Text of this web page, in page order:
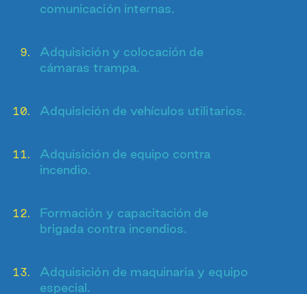
comunicación internas.
Adquisición y colocación de
cámaras trampa.
Adquisición de vehículos utilitarios.
Adquisición de equipo contra
incendio.
Formación y capacitación de
brigada contra incendios.
Adquisición de maquinaria y equipo
especial.